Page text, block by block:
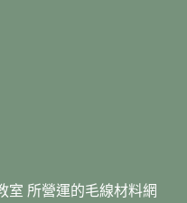
室 所營運的毛線材料網